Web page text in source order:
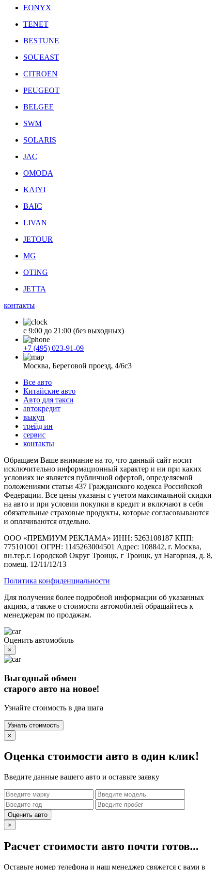
EONYX
TENET
BESTUNE
SOUEAST
CITROEN
PEUGEOT
BELGEE
SWM
SOLARIS
JAC
OMODA
KAIYI
BAIC
LIVAN
JETOUR
MG
OTING
JETTA
контакты
с 9:00 до 21:00 (без выходных)
+7 (495) 023-91-09
Москва, Береговой проезд, 4/6с3
Все авто
Китайские авто
Авто для такси
автокредит
выкуп
трейд ин
сервис
контакты
Обращаем Ваше внимание на то, что данный сайт носит
исключительно информационный характер и ни при каких
условиях не является публичной офертой, определяемой
положениями статьи 437 Гражданского кодекса Российской
Федерации. Все цены указаны с учетом максимальной скидки
на авто и при условии покупки в кредит и включают в себя
обязательные страховые продукты, которые согласовываются
и оплачиваются отдельно.
ООО «ПРЕМИУМ РЕКЛАМА» ИНН: 5263108187 КПП:
775101001 ОГРН: 1145263004501 Адрес: 108842, г. Москва,
вн.тер.г. Городской Округ Троицк, г Троицк, ул Нагорная, д. 8,
помещ. 12/11/12/13
Политика конфиденциальности
Для получения более подробной информации об указанных
акциях, а также о стоимости автомобилей обращайтесь к
менеджерам по продажам.
Оценить автомобиль
×
Выгодный обмен
старого авто на новое!
Узнайте стоимость в два шага
Узнать стоимость
×
Оценка стоимости авто в один клик!
Введите данные вашего авто и оставьте заявку
Оценить авто
×
Расчет стоимости авто почти готов...
Оставьте номер телефона и наш менеджер свяжется с вами в